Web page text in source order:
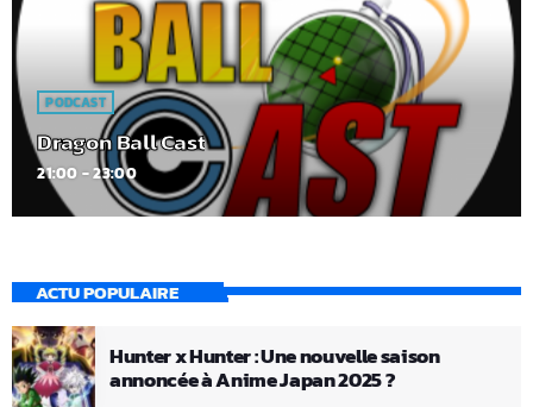
PODCAST
Dragon Ball Cast
21:00 - 23:00
ACTU POPULAIRE
Hunter x Hunter : Une nouvelle saison
annoncée à Anime Japan 2025 ?